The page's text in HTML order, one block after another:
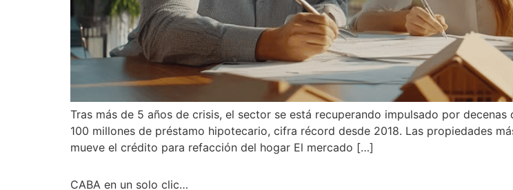
Tras más de 5 años de crisis, el sector se está recuperando impulsado por
100 millones de préstamo hipotecario, cifra récord desde 2018. Las propiedades
mueve el crédito para refacción del hogar El mercado […]
CABA en un solo clic…